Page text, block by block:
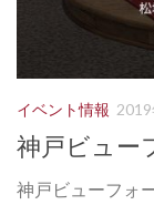
イベント情報
神戸ビュー
神戸ビューフォ